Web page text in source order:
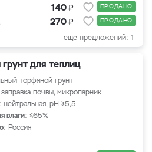
140₽ ПРОДАНО
270₽ ПРОДАНО
еще предложений: 1
для теплиц
торфяной грунт
почвы, микропарник
: нейтральная, рН ≥5,5
влаги: ≤65%
: Россия